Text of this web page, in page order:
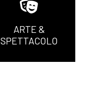
ARTE &
SPETTACOLO